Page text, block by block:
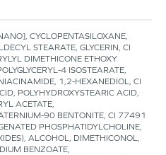
CYCLOPENTASILOXANE,
STEARATE, GLYCERIN, CI
DIMETHICONE ETHOXY
4 ISOSTEARATE,
1,2-HEXANEDIOL, CI
POLYHYDROXYSTEARIC ACID,
ACETATE,
90 BENTONITE, CI 77491
PHOSPHATIDYLCHOLINE,
ALCOHOL, DIMETHICONOL,
BENZOATE,